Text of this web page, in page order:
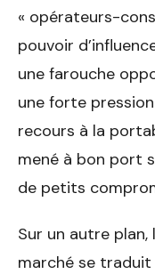
« opérateurs-
pouvoir
une farouche
une forte
recours à la
mené à bon port
de petits
Sur un autre
marché se